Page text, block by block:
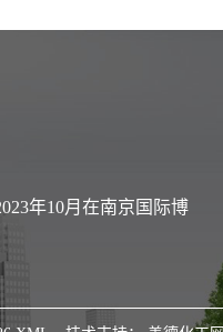
年10月在南京国际博
药/中间体/包装/设备交